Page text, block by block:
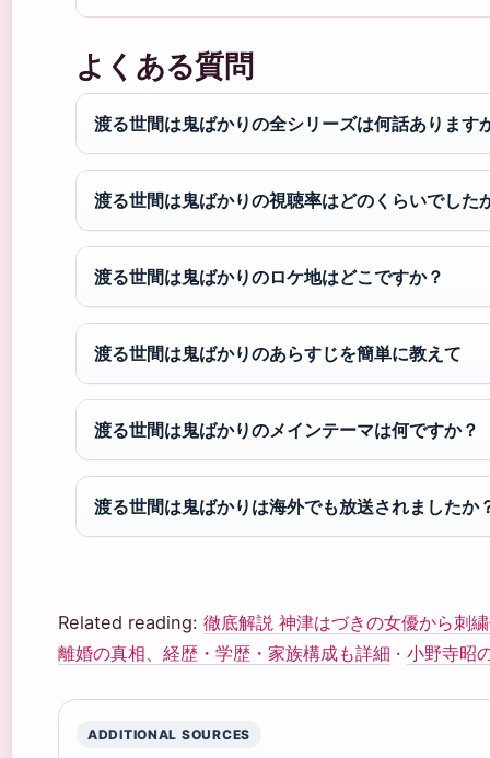
よくある質問
渡る世間は鬼ばかりの全シリーズは何話あります
渡る世間は鬼ばかりの視聴率はどのくらいでした
渡る世間は鬼ばかりのロケ地はどこですか？
渡る世間は鬼ばかりのあらすじを簡単に教えて
渡る世間は鬼ばかりのメインテーマは何ですか？
渡る世間は鬼ばかりは海外でも放送されましたか
Related reading: 徹底解説 神津はづきの女優から刺
離婚の真相、経歴・学歴・家族構成も詳細 · 小野寺昭
ADDITIONAL SOURCES